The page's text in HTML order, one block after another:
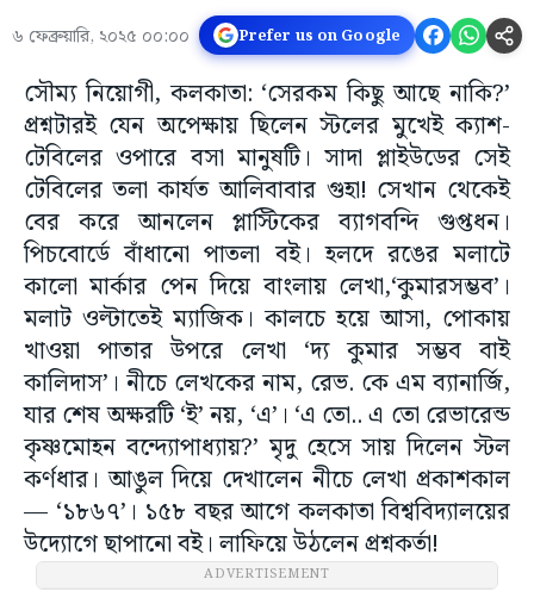
৬ ফেব্রুয়ারি, ২০২৫ ০০:০০ Prefer us on Google
সৌম্য নিয়োগী, কলকাতা: ‘সেরকম কিছু আছে নাকি?’
প্রশ্নটারই যেন অপেক্ষায় ছিলেন স্টলের মুখেই ক্যাশ-
টেবিলের ওপারে বসা মানুষটি। সাদা প্লাইউডের সেই
টেবিলের তলা কার্যত আলিবাবার গুহা! সেখান থেকেই
বের করে আনলেন প্লাস্টিকের ব্যাগবন্দি গুপ্তধন।
পিচবোর্ডে বাঁধানো পাতলা বই। হলদে রঙের মলাটে
কালো মার্কার পেন দিয়ে বাংলায় লেখা,‘কুমারসম্ভব’।
মলাট ওল্টাতেই ম্যাজিক। কালচে হয়ে আসা, পোকায়
খাওয়া পাতার উপরে লেখা ‘দ্য কুমার সম্ভব বাই
কালিদাস’। নীচে লেখকের নাম, রেভ. কে এম ব্যানার্জি,
যার শেষ অক্ষরটি ‘ই’ নয়, ‘এ’। ‘এ তো.. এ তো রেভারেন্ড
কৃষ্ণমোহন বন্দ্যোপাধ্যায়?’ মৃদু হেসে সায় দিলেন স্টল
কর্ণধার। আঙুল দিয়ে দেখালেন নীচে লেখা প্রকাশকাল
— ‘১৮৬৭’। ১৫৮ বছর আগে কলকাতা বিশ্ববিদ্যালয়ের
উদ্যোগে ছাপানো বই। লাফিয়ে উঠলেন প্রশ্নকর্তা!
ADVERTISEMENT